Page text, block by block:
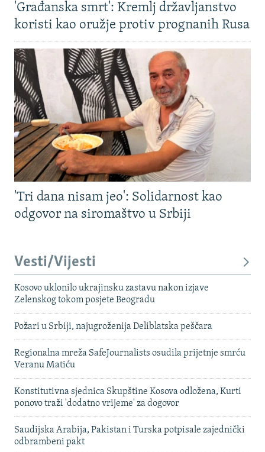
'Građanska smrt': Kremlj državljanstvo
koristi kao oružje protiv prognanih Rusa
'Tri dana nisam jeo': Solidarnost kao
odgovor na siromaštvo u Srbiji
Vesti/Vijesti
Kosovo uklonilo ukrajinsku zastavu nakon izjave
Zelenskog tokom posjete Beogradu
Požari u Srbiji, najugroženija Deliblatska peščara
Regionalna mreža SafeJournalists osudila prijetnje smrću
Veranu Matiću
Konstitutivna sjednica Skupštine Kosova odložena, Kurti
ponovo traži 'dodatno vrijeme' za dogovor
Saudijska Arabija, Pakistan i Turska potpisale zajednički
odbrambeni pakt